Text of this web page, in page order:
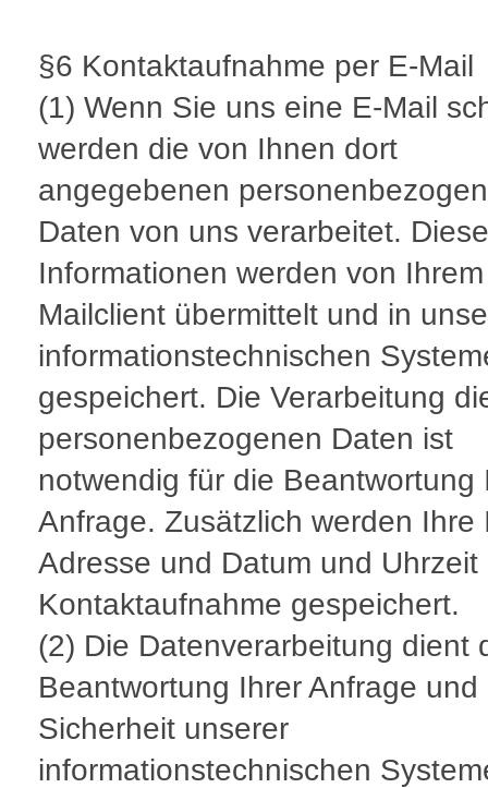
§6 Kontaktaufnahme per E-Mail
(1) Wenn Sie uns eine E-Mail
werden die von Ihnen dort
angegebenen
Daten von uns verarbeitet. Diese
Informationen werden von
Mailclient übermittelt und in
informationstechnischen
gespeichert. Die Verarbeitung
personenbezogenen Daten ist
notwendig für die Beantwortung
Anfrage. Zusätzlich werden Ihre
Adresse und Datum und Uhrzeit
Kontaktaufnahme gespeichert.
(2) Die Datenverarbeitung dient
Beantwortung Ihrer Anfrage und
Sicherheit unserer
informationstechnischen